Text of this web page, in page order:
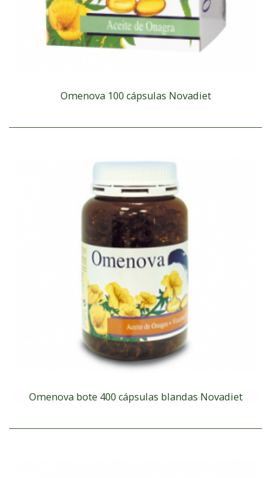
Omenova 100 cápsulas Novadiet
Omenova bote 400 cápsulas blandas Novadiet